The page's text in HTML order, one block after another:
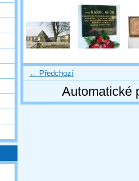
← Předchozí
Automatické